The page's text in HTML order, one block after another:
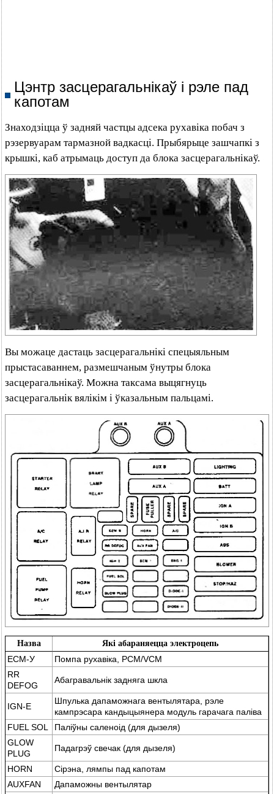
Цэнтр засцерагальнікаў і рэле пад
капотам
Знаходзіцца ў задняй частцы адсека рухавіка побач з
рэзервуарам тармазной вадкасці. Прыбярыце зашчапкі з
крышкі, каб атрымаць доступ да блока засцерагальнікаў.
Вы можаце дастаць засцерагальнікі спецыяльным
прыстасаваннем, размешчаным ўнутры блока
засцерагальнікаў. Можна таксама выцягнуць
засцерагальнік вялікім і ўказальным пальцамі.
Назва Які абараняецца электроцепь
ЕСМ-У
Помпа рухавіка, PCM/VCM
RR
DEFOG
Абагравальнік задняга шкла
IGN-E
Шпулька дапаможнага вентылятара, рэле
кампрэсара кандыцыянера модуль гарачага паліва
FUEL SOL
Паліўны саленоід (для дызеля)
GLOW
PLUG
Падагрэў свечак (для дызеля)
HORN
Сірэна, лямпы пад капотам
AUXFAN
Дапаможны вентылятар